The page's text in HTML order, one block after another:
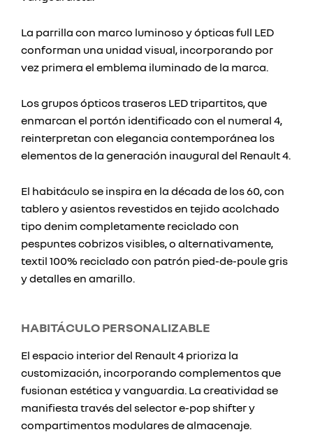
La parrilla con marco luminoso y ópticas full LED
conforman una unidad visual, incorporando por
vez primera el emblema iluminado de la marca.
Los grupos ópticos traseros LED tripartitos, que
enmarcan el portón identificado con el numeral 4,
reinterpretan con elegancia contemporánea los
elementos de la generación inaugural del Renault 4.
El habitáculo se inspira en la década de los 60, con
tablero y asientos revestidos en tejido acolchado
tipo denim completamente reciclado con
pespuntes cobrizos visibles, o alternativamente,
textil 100% reciclado con patrón pied-de-poule gris
y detalles en amarillo.
HABITÁCULO PERSONALIZABLE
El espacio interior del Renault 4 prioriza la
customización, incorporando complementos que
fusionan estética y vanguardia. La creatividad se
manifiesta través del selector e-pop shifter y
compartimentos modulares de almacenaje.